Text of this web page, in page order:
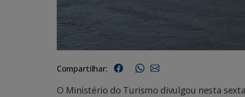
Compartilhar:
O Ministério do Turismo divulgou nesta